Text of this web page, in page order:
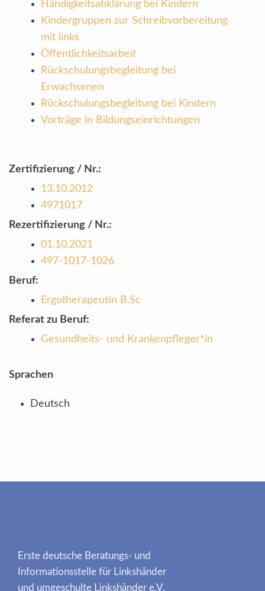
Händigkeitsabklärung bei Kindern
Kindergruppen zur Schreibvorbereitung
mit links
Öffentlichkeitsarbeit
Rückschulungsbegleitung bei
Erwachsenen
Rückschulungsbegleitung bei Kindern
Vorträge in Bildungseinrichtungen
Zertifizierung / Nr.:
13.10.2012
4971017
Rezertifizierung / Nr.:
01.10.2021
497-1017-1026
Beruf:
Ergotherapeutin B.Sc
Referat zu Beruf:
Gesundheits- und Krankenpfleger*in
Sprachen
Deutsch
Erste deutsche Beratungs- und
Informationsstelle für Linkshänder
und umgeschulte Linkshänder e.V.